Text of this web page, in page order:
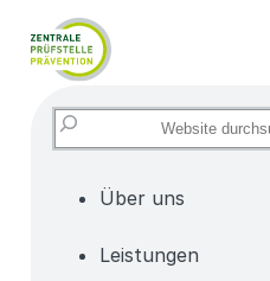
Website
durchsuchen
Über uns
Leistungen